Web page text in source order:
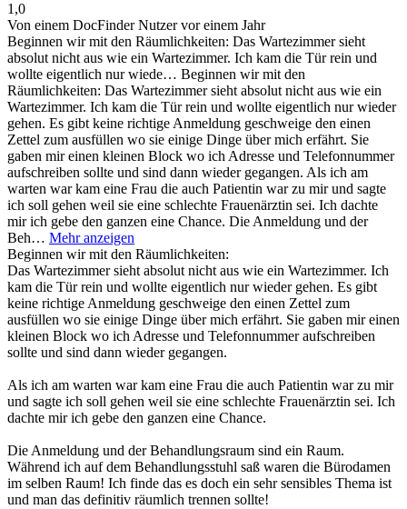
1,0
Von einem DocFinder Nutzervor einem Jahr
Beginnen wir mit den Räumlichkeiten: Das Wartezimmer sieht
absolut nicht aus wie ein Wartezimmer. Ich kam die Tür rein und
wollte eigentlich nur wiede… Beginnen wir mit den
Räumlichkeiten: Das Wartezimmer sieht absolut nicht aus wie ein
Wartezimmer. Ich kam die Tür rein und wollte eigentlich nur wieder
gehen. Es gibt keine richtige Anmeldung geschweige den einen
Zettel zum ausfüllen wo sie einige Dinge über mich erfährt. Sie
gaben mir einen kleinen Block wo ich Adresse und Telefonnummer
aufschreiben sollte und sind dann wieder gegangen. Als ich am
warten war kam eine Frau die auch Patientin war zu mir und sagte
ich soll gehen weil sie eine schlechte Frauenärztin sei. Ich dachte
mir ich gebe den ganzen eine Chance. Die Anmeldung und der
Beh… Mehr anzeigen
Beginnen wir mit den Räumlichkeiten:
Das Wartezimmer sieht absolut nicht aus wie ein Wartezimmer. Ich
kam die Tür rein und wollte eigentlich nur wieder gehen. Es gibt
keine richtige Anmeldung geschweige den einen Zettel zum
ausfüllen wo sie einige Dinge über mich erfährt. Sie gaben mir einen
kleinen Block wo ich Adresse und Telefonnummer aufschreiben
sollte und sind dann wieder gegangen.
Als ich am warten war kam eine Frau die auch Patientin war zu mir
und sagte ich soll gehen weil sie eine schlechte Frauenärztin sei. Ich
dachte mir ich gebe den ganzen eine Chance.
Die Anmeldung und der Behandlungsraum sind ein Raum.
Während ich auf dem Behandlungsstuhl saß waren die Bürodamen
im selben Raum! Ich finde das es doch ein sehr sensibles Thema ist
und man das definitiv räumlich trennen sollte!